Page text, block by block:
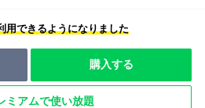
用できるようになりました
購入する
ミアムで使い放題